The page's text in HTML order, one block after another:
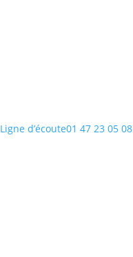
Ligne d’écoute01 47 23 05 08